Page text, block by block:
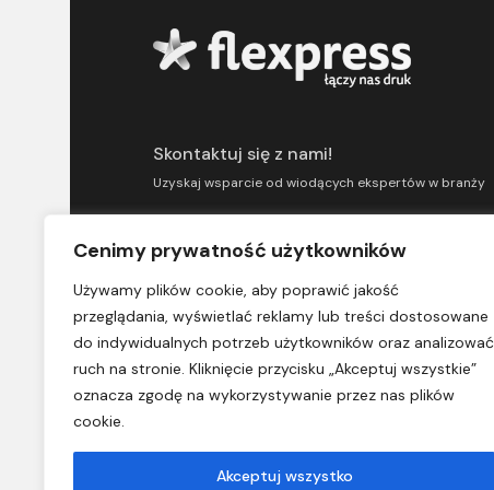
Cenimy prywatność użytkowników
Używamy plików cookie, aby poprawić jakość
przeglądania, wyświetlać reklamy lub treści dostosowane
do indywidualnych potrzeb użytkowników oraz analizować
ruch na stronie. Kliknięcie przycisku „Akceptuj wszystkie”
oznacza zgodę na wykorzystywanie przez nas plików
cookie.
Akceptuj wszystko
Skontaktuj się z nami!
Uzyskaj wsparcie od wiodących ekspertów w branży
kontakt@flexpress.pl
FLEXPRESS SPÓŁKA Z OGRANICZONĄ
ODPOWIEDZIALNOŚCIĄ - SPÓŁKA KOMANDYTOWA
KRS 0000441352 NIP 6792900796 REGON 120297866
Polityka prywatności